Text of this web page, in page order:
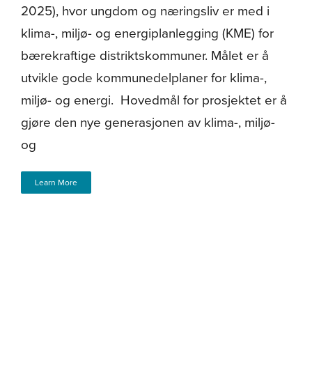
2025), hvor ungdom og næringsliv er med i
klima-, miljø- og energiplanlegging (KME) for
bærekraftige distriktskommuner. Målet er å
utvikle gode kommunedelplaner for klima-,
miljø- og energi. Hovedmål for prosjektet er å
gjøre den nye generasjonen av klima-, miljø-
og
Learn More